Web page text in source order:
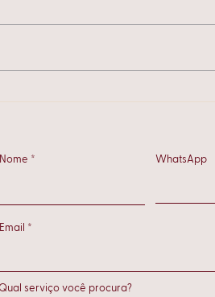
Nome WhatsApp
Email